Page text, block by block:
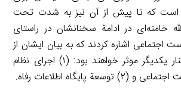
است که تا پیش از آن نیز به شدت تحت
خامنه‌ای در ادامة سخنانشان در راستای
اجتماعی اشاره کردند که به بیان ایشان از
نظر کارشناسان در کنار یکدیگر موثر خواهند بود: (۱) اجرای نظام
پایگاه اطلاعات رفاه.